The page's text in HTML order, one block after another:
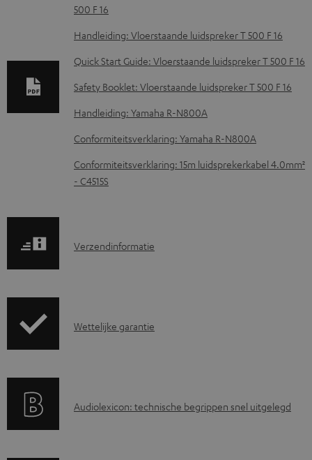
o
w
n
o
a
d
d
o
m
e
500 F 16
Handleiding: Vloerstaande luidspreker T 500 F 16
Quick Start Guide: Vloerstaande luidspreker T 500 F 16
Safety Booklet: Vloerstaande luidspreker T 500 F 16
Handleiding: Yamaha R-N800A
Conformiteitsverklaring: Yamaha R-N800A
Conformiteitsverklaring: 15m luidsprekerkabel 4.0mm²
- C4515S
V
e
n
Verzendinformatie
G
n
Wettelijke garantie
A
Audiolexicon: technische begrippen snel uitgelegd